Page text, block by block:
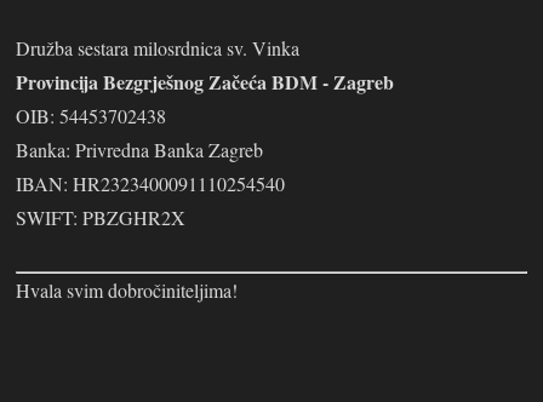
Družba sestara milosrdnica sv. Vinka
Provincija Bezgrješnog Začeća BDM - Zagreb
OIB: 54453702438
Banka: Privredna Banka Zagreb
IBAN: HR2323400091110254540
SWIFT: PBZGHR2X
Hvala svim dobročiniteljima!